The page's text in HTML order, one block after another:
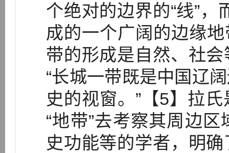
个绝对的边界的“线”，
成的一个广阔的边缘
带的形成是自然、社
“长城一带既是中国辽
史的视窗。”【5】拉
“地带”去考察其周边
史功能等的学者，明